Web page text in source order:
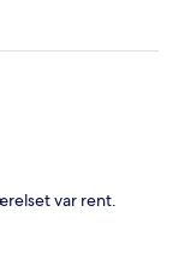
var rent.